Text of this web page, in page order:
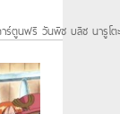
ร์ตูนฟรี วันพีซ บลีซ นารูโตะ